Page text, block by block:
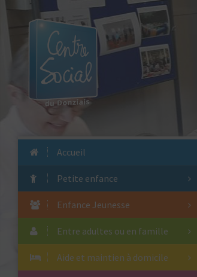
Accueil
Petite enfance
Enfance Jeunesse
Entre adultes ou en famille
Aide et maintien à domicile